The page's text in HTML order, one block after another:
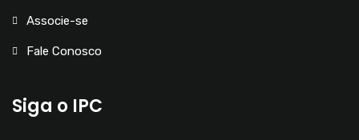
Associe-se
Fale Conosco
Siga o IPC